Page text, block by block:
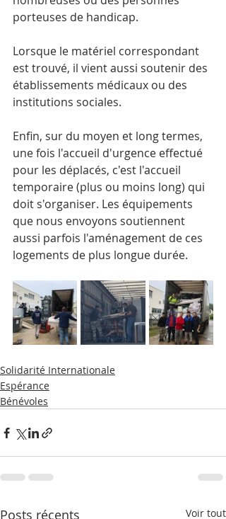
porteuses de handicap.
Lorsque le matériel correspondant
est trouvé, il vient aussi soutenir des
établissements médicaux ou des
institutions sociales.
Enfin, sur du moyen et long termes,
une fois l'accueil d'urgence effectué
pour les déplacés, c'est l'accueil
temporaire (plus ou moins long) qui
doit s'organiser. Les équipements
que nous envoyons soutiennent
aussi parfois l'aménagement de ces
logements de plus longue durée.
Solidarité Internationale
Espérance
Bénévoles
Posts récents Voir tout